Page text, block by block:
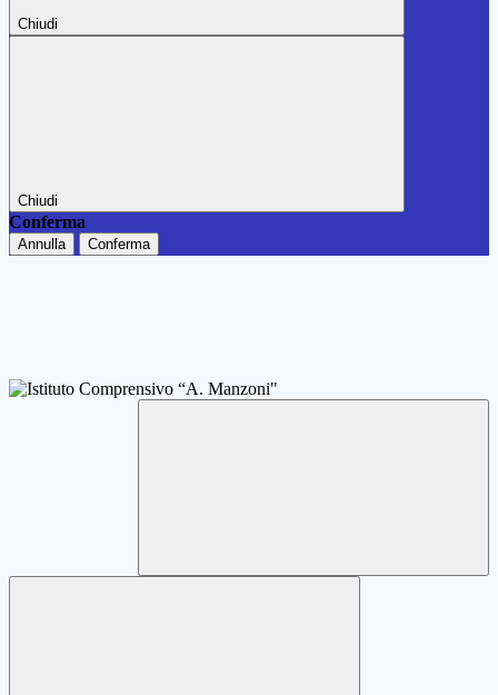
Chiudi
Chiudi
Conferma
Annulla Conferma